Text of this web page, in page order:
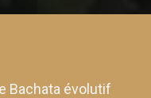
Bachata évolutif